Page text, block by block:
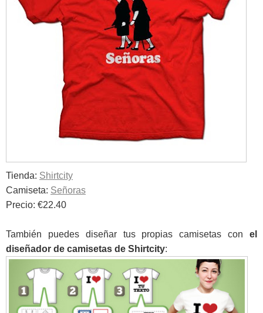
Tienda: Shirtcity
Camiseta: Señoras
Precio: €22.40
También puedes diseñar tus propias camisetas con el
diseñador de camisetas de Shirtcity: